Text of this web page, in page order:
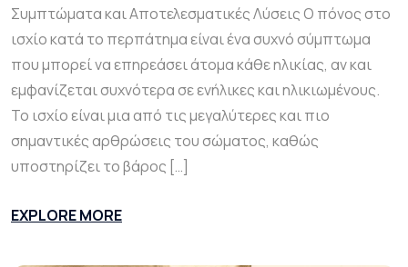
Συμπτώματα και Αποτελεσματικές Λύσεις Ο πόνος στο
ισχίο κατά το περπάτημα είναι ένα συχνό σύμπτωμα
που μπορεί να επηρεάσει άτομα κάθε ηλικίας, αν και
εμφανίζεται συχνότερα σε ενήλικες και ηλικιωμένους.
Το ισχίο είναι μια από τις μεγαλύτερες και πιο
σημαντικές αρθρώσεις του σώματος, καθώς
υποστηρίζει το βάρος […]
EXPLORE MORE